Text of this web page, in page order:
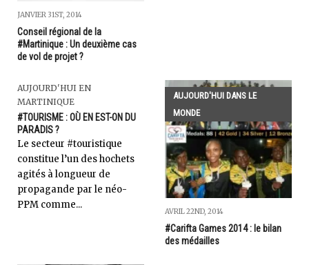
JANVIER 31ST, 2014
Conseil régional de la
#Martinique : Un deuxième cas
de vol de projet ?
AUJOURD'HUI EN
MARTINIQUE
#TOURISME : OÙ EN EST-ON DU
PARADIS ?
Le secteur #touristique
constitue l’un des hochets
agités à longueur de
propagande par le néo-
PPM comme...
AUJOURD'HUI DANS LE
MONDE
AVRIL 22ND, 2014
#Carifta Games 2014 : le bilan
des médailles